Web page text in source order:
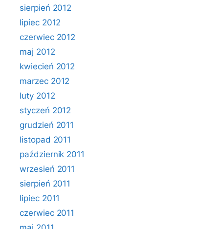
sierpień 2012
lipiec 2012
czerwiec 2012
maj 2012
kwiecień 2012
marzec 2012
luty 2012
styczeń 2012
grudzień 2011
listopad 2011
październik 2011
wrzesień 2011
sierpień 2011
lipiec 2011
czerwiec 2011